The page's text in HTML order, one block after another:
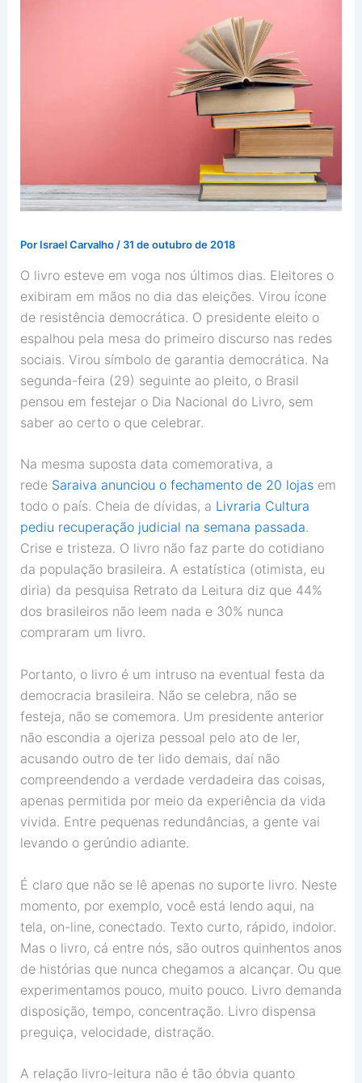
Por Israel Carvalho / 31 de outubro de 2018
O livro esteve em voga nos últimos dias. Eleitores o
exibiram em mãos no dia das eleições. Virou ícone
de resistência democrática. O presidente eleito o
espalhou pela mesa do primeiro discurso nas redes
sociais. Virou símbolo de garantia democrática. Na
segunda-feira (29) seguinte ao pleito, o Brasil
pensou em festejar o Dia Nacional do Livro, sem
saber ao certo o que celebrar.
Na mesma suposta data comemorativa, a
rede Saraiva anunciou o fechamento de 20 lojasem
todo o país. Cheia de dívidas, a Livraria Cultura
pediu recuperação judicial na semana passada.
Crise e tristeza. O livro não faz parte do cotidiano
da população brasileira. A estatística (otimista, eu
diria) da pesquisa Retrato da Leitura diz que 44%
dos brasileiros não leem nada e 30% nunca
compraram um livro.
Portanto, o livro é um intruso na eventual festa da
democracia brasileira. Não se celebra, não se
festeja, não se comemora. Um presidente anterior
não escondia a ojeriza pessoal pelo ato de ler,
acusando outro de ter lido demais, daí não
compreendendo a verdade verdadeira das coisas,
apenas permitida por meio da experiência da vida
vivida. Entre pequenas redundâncias, a gente vai
levando o gerúndio adiante.
É claro que não se lê apenas no suporte livro. Neste
momento, por exemplo, você está lendo aqui, na
tela, on-line, conectado. Texto curto, rápido, indolor.
Mas o livro, cá entre nós, são outros quinhentos anos
de histórias que nunca chegamos a alcançar. Ou que
experimentamos pouco, muito pouco. Livro demanda
disposição, tempo, concentração. Livro dispensa
preguiça, velocidade, distração.
A relação livro-leitura não é tão óbvia quanto